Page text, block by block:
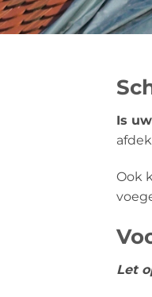
Is
Ook
Let